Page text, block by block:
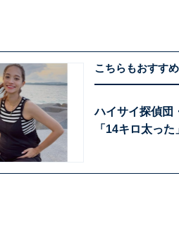
こちらもおすすめ
ハイサイ探偵団
「14キロ太っ